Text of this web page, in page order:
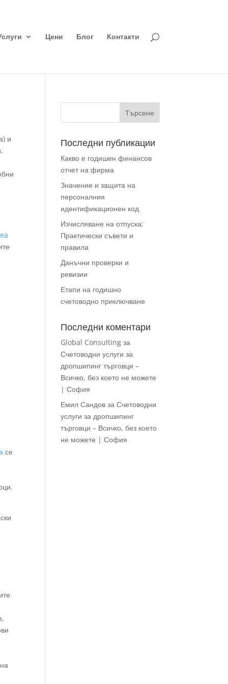
Цени Блог Контакти
и
се
Последни публикации
Какво е годишен финансов
отчет на фирма
Значение и защита на
персоналния
идентификационен код
Изчисляване на отпуска:
Практически съвети и
правила
Данъчни проверки и
ревизии
Етапи на годишно
счетоводно приключване
Последни коментари
Global Consulting за
Счетоводни услуги за
дропшипинг търговци –
Всичко, без което не можете
| София
Емил Сандов заСчетоводни
услуги за дропшипинг
търговци – Всичко, без което
не можете | София